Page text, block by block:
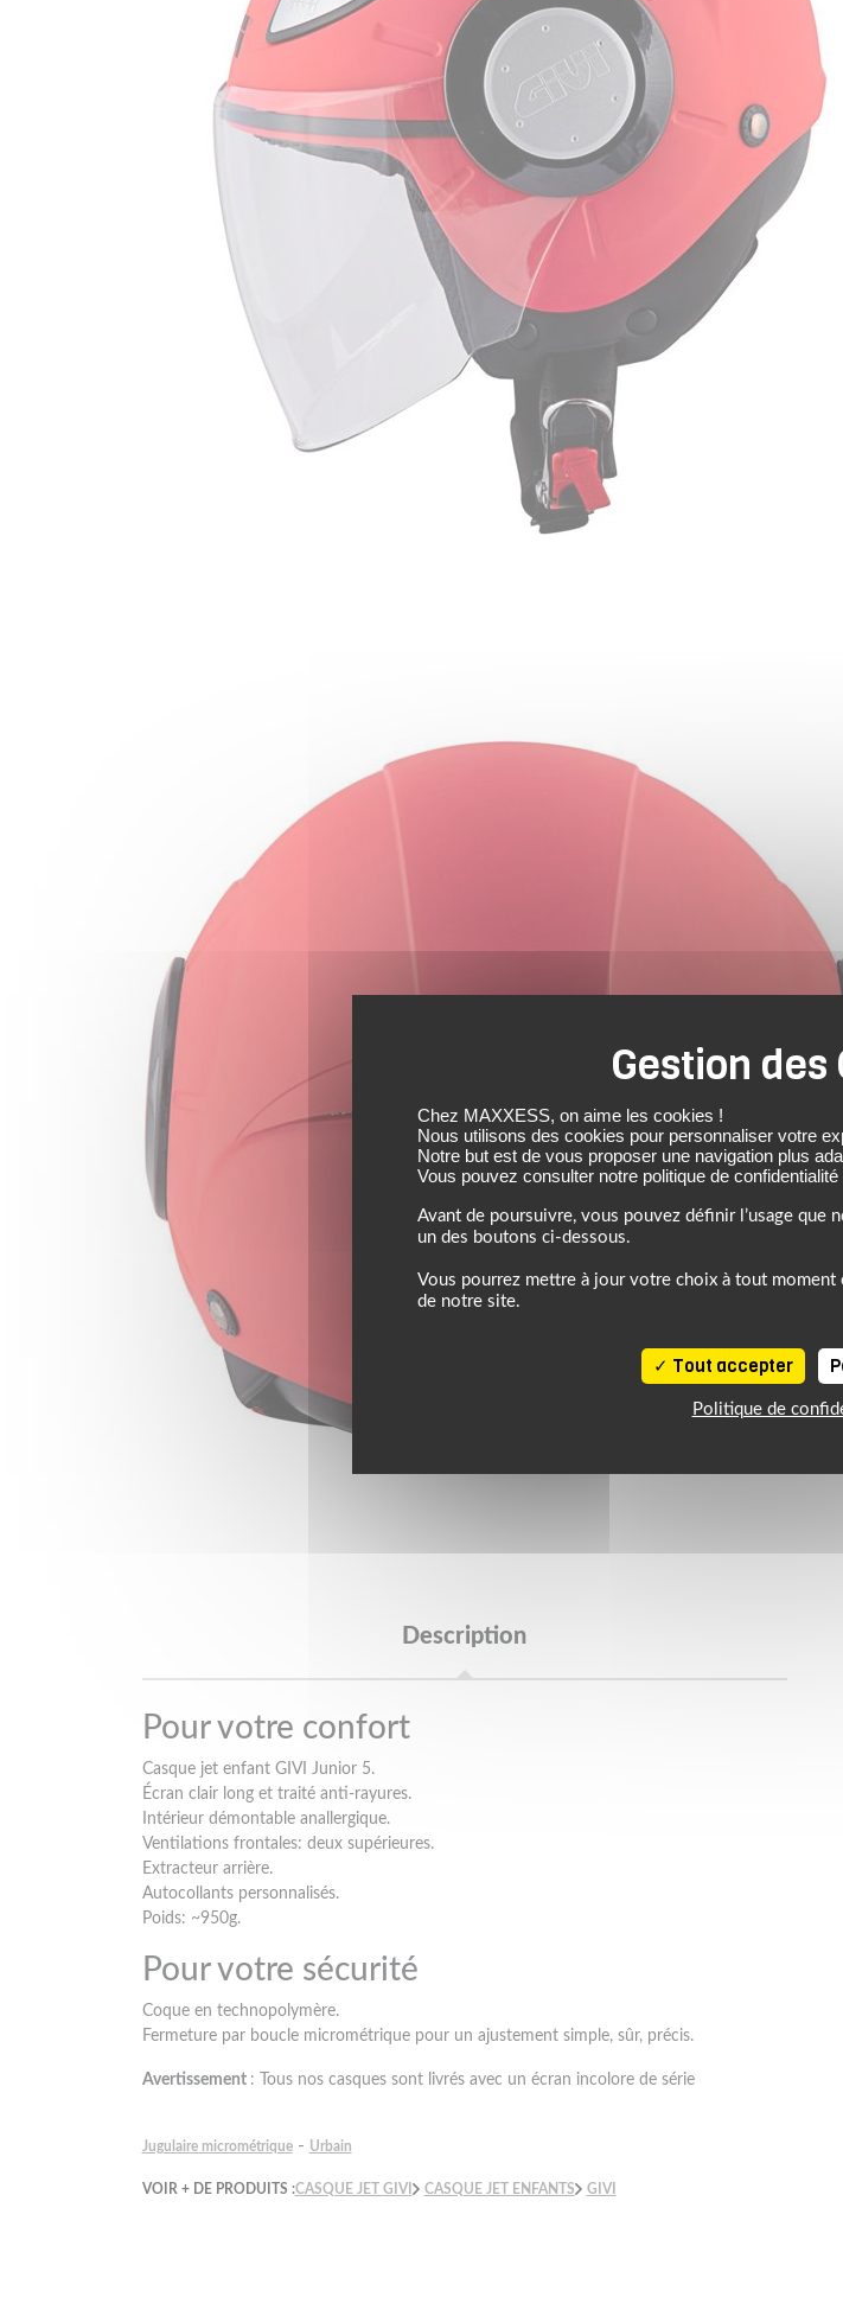
Description
Pour votre confort
Casque jet enfant GIVI Junior 5.
Écran clair long et traité anti-rayures.
Intérieur démontable anallergique.
Ventilations frontales: deux supérieures.
Extracteur arrière.
Autocollants personnalisés.
Poids: ~950g.
Pour votre sécurité
Coque en technopolymère.
Fermeture par boucle micrométrique pour un ajustement simple, sûr, précis.
Avertissement : Tous nos casques sont livrés avec un écran incolore de série
Jugulaire micrométrique - Urbain
VOIR + DE PRODUITS :CASQUE JET GIVI CASQUE JET ENFANTS GIVI
Chez MAXXESS, on aime les cookies !
Nous utilisons des cookies pour personnaliser votre
Notre but est de vous proposer une navigation plus
Vous pouvez consulter notre politique de
Avant de poursuivre, vous pouvez définir l’usage que
un des boutons ci-dessous.
Vous pourrez mettre à jour votre choix à tout
de notre site.
Tout accepter
Politique de